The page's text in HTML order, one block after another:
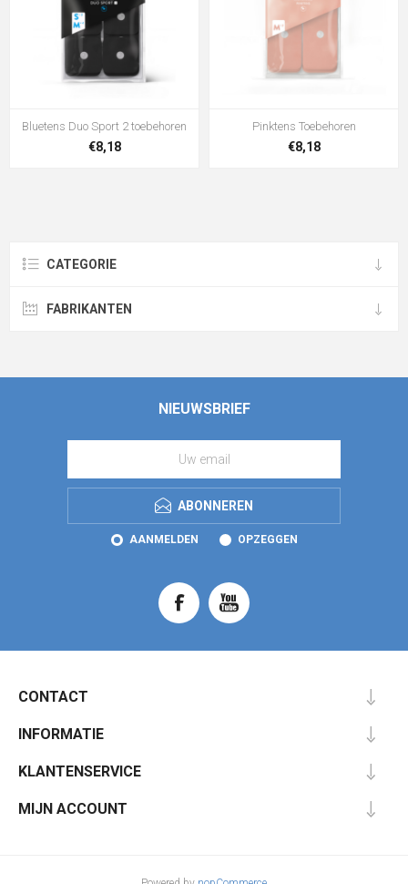
Bluetens Duo Sport 2 toebehoren
€8,18
Pinktens Toebehoren
€8,18
CATEGORIE
FABRIKANTEN
NIEUWSBRIEF
ABONNEREN
AANMELDEN OPZEGGEN
CONTACT
INFORMATIE
KLANTENSERVICE
MIJN ACCOUNT